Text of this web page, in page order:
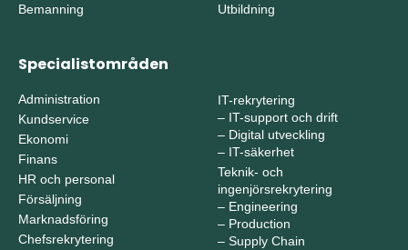
Bemanning
Utbildning
Specialistområden
Administration
Kundservice
Ekonomi
Finans
HR och personal
Försäljning
Marknadsföring
Chefsrekrytering
IT-rekrytering
– IT-support och drift
– Digital utveckling
– IT-säkerhet
Teknik- och
ingenjörsrekrytering
– Engineering
– Production
– Supply Chain